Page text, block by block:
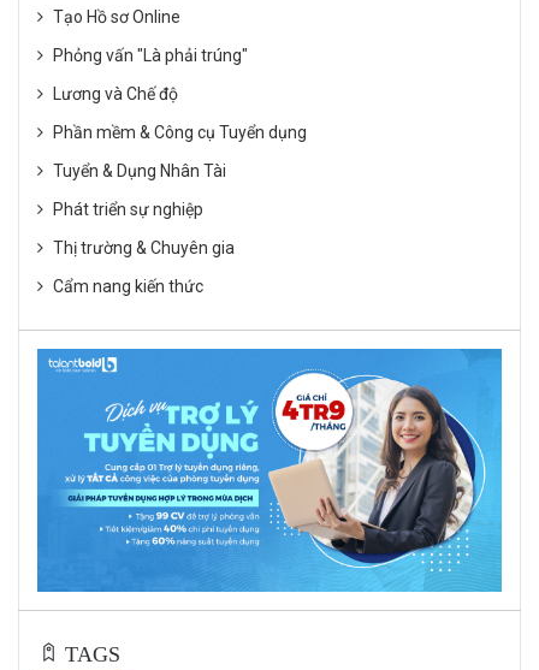
Tạo Hồ sơ Online
Phỏng vấn "Là phải trúng"
Lương và Chế độ
Phần mềm & Công cụ Tuyển dụng
Tuyển & Dụng Nhân Tài
Phát triển sự nghiệp
Thị trường & Chuyên gia
Cẩm nang kiến thức
TAGS